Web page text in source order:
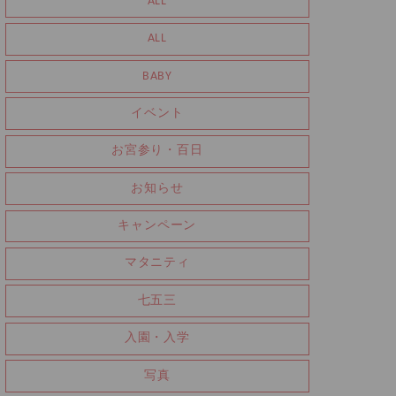
ALL
BABY
イベント
お宮参り・百日
お知らせ
キャンペーン
マタニティ
七五三
入園・入学
写真